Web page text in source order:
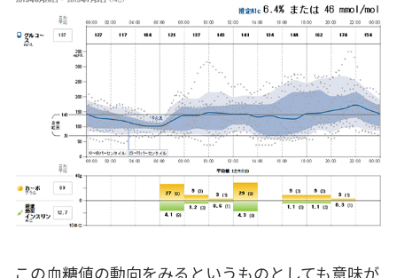
この血糖値の動向をみるというものとしても意味が